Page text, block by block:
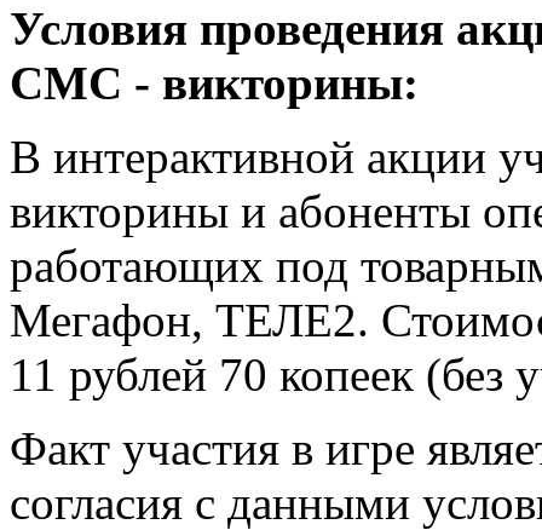
Условия проведения
СМС - викторины:
В интерактивной акции
викторины и абоненты
работающих под
Мегафон, ТЕЛЕ2.
11 рублей 70 копеек (без
Факт участия в игре
согласия с данными